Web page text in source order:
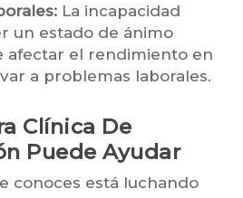
La incapacidad
un estado de ánimo
afectar el rendimiento en
a problemas laborales.
Clínica De
Puede Ayudar
conoces está luchando